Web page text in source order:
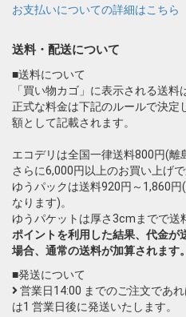
お支払いについての詳細はこちら
送料・配送について
■送料について
「買い物カゴ」に表示される送料
正式な料金は下記のルールで決定
額として記載されます。
エコデリは全国一律送料800円(離
さらに6,000円以上のお買い上げ
ゆうパックは送料920円～1,860
なります)。
ゆうパケットは厚さ3cmまでで送
ポイントを利用した結果、代金が
場合、通常の送料が加算されます。
■発送について
営業日14:00 までのご注文であ
は1 営業日後に発送いたします。